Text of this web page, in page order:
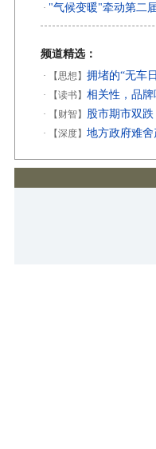
· "气候变暖"牵动第二
频道精选：
· 【思想】 拥堵的“无车
·
【读书】 相关性，品
·
【财智】 股市期市双
·
【深度】 地方政府难